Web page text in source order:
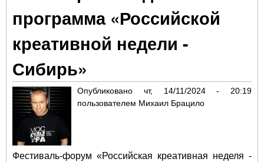
программа «Российской
креативной недели -
Сибирь»
Опубликовано чт, 14/11/2024 - 20:19
пользователем Михаил Брацило
Фестиваль-форум «Российская креативная неделя -